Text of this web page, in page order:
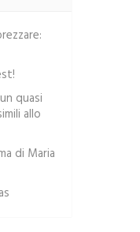
quasi
allo
di Maria